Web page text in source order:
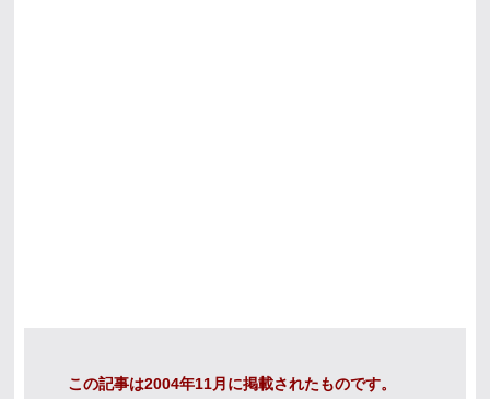
この記事は2004年11月に掲載されたものです。